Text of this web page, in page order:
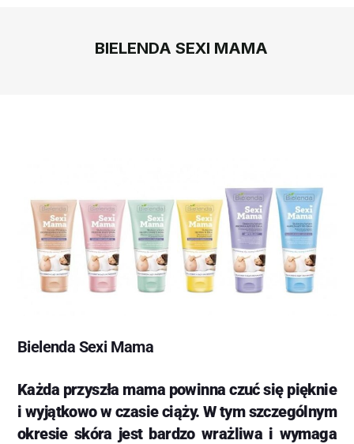
BIELENDA SEXI MAMA
Bielenda Sexi Mama
Każda przyszła mama powinna czuć się pięknie
i wyjątkowo w czasie ciąży. W tym szczególnym
okresie skóra jest bardzo wrażliwa i wymaga